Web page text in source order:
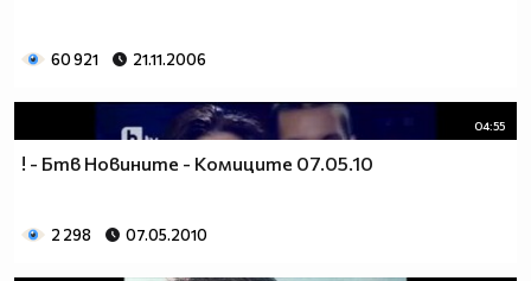
60 921 21.11.2006
04:55
! - Бтв Новините - Комиците 07.05.10
2 298 07.05.2010